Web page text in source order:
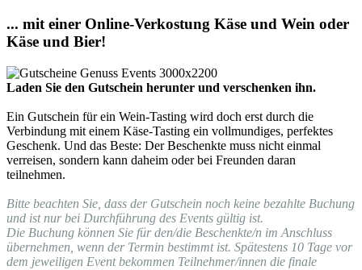
... mit einer Online-Verkostung Käse und Wein oder
Käse und Bier!
Laden Sie den Gutschein herunter und verschenken ihn.
Ein Gutschein für ein Wein-Tasting wird doch erst durch die
Verbindung mit einem Käse-Tasting ein vollmundiges, perfektes
Geschenk. Und das Beste: Der Beschenkte muss nicht einmal
verreisen, sondern kann daheim oder bei Freunden daran
teilnehmen.
Bitte beachten Sie, dass der Gutschein noch keine bezahlte Buchung
und ist nur bei Durchführung des Events gültig ist.
Die Buchung können Sie für den/die Beschenkte/n im Anschluss
übernehmen, wenn der Termin bestimmt ist. Spätestens 10 Tage vor
dem jeweiligen Event bekommen Teilnehmer/innen die finale